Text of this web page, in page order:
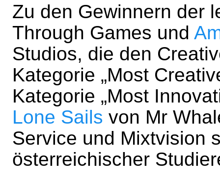
Zu den Gewinnern der
Through Games und
Studios, die den
Kategorie „Most
Kategorie „Most
Lone Sails von Mr
Service und Mixtvision
österreichischer